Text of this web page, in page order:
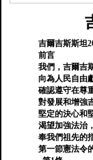
吉爾吉斯斯坦
前言
我們，吉爾吉
向為人民自由
確認遵守在尊
對發展和增強
堅定的決心和
渴望加強法治
奉我們祖先的
第一節憲法令